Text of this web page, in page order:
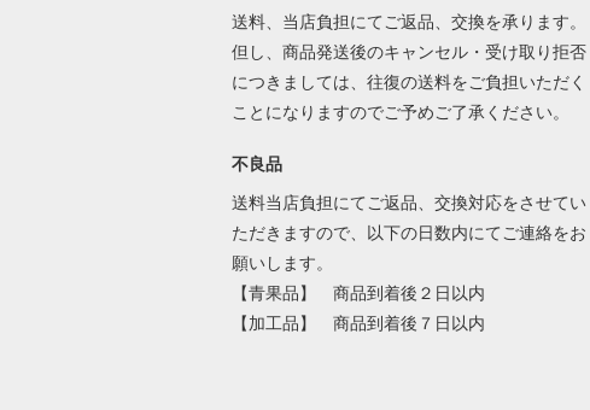
送料、当店負担にてご返品、交換を承ります。
但し、商品発送後のキャンセル・受け取り拒否
につきましては、往復の送料をご負担いただく
ことになりますのでご予めご了承ください。
不良品
送料当店負担にてご返品、交換対応をさせてい
ただきますので、以下の日数内にてご連絡をお
願いします。
【青果品】 商品到着後２日以内
【加工品】 商品到着後７日以内